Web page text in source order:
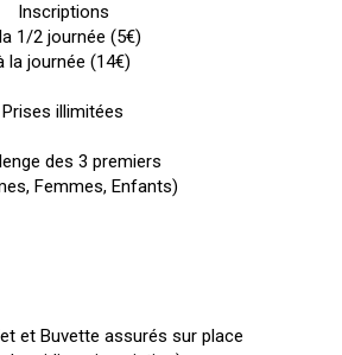
Inscriptions
1/2 journée (5€)
la journée (14€)
Prises illimitées
des 3 premiers
Femmes, Enfants)
et Buvette assurés sur place